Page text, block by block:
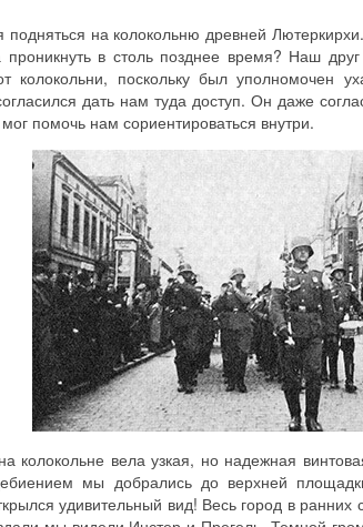
на колокольню древней
в столь позднее время? Наш друг
поскольку был уполномочен
дать нам туда доступ. Он даже
помочь нам сориентироваться внутри.
колокольне вела узкая, но надежная
мы добрались до верхней
удивительный вид! Весь город в